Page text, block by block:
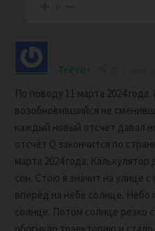
Trevor
По поводу 11 марта 2024
возобновившийся не
каждый новый отсчёт давал
отсчёт Q закончится по
марта 2024 года:
сон. Стою я значит на улице
вперёд на небе солнце. Небо
солнце. Потом солнце резко